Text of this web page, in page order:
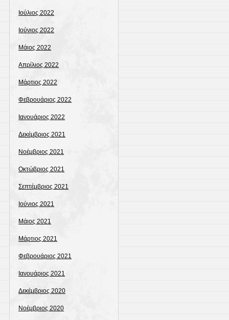
Ιούλιος 2022
Ιούνιος 2022
Μάιος 2022
Απρίλιος 2022
Μάρτιος 2022
Φεβρουάριος 2022
Ιανουάριος 2022
Δεκέμβριος 2021
Νοέμβριος 2021
Οκτώβριος 2021
Σεπτέμβριος 2021
Ιούνιος 2021
Μάιος 2021
Μάρτιος 2021
Φεβρουάριος 2021
Ιανουάριος 2021
Δεκέμβριος 2020
Νοέμβριος 2020